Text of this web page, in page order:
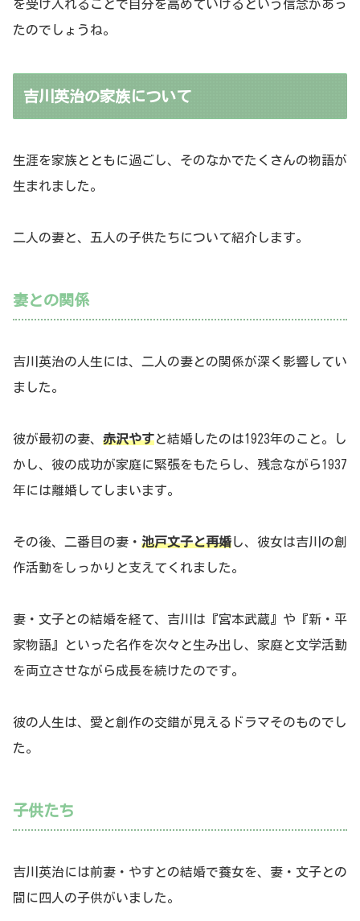
を受け入れることで自分を高めていけるという信念があっ
たのでしょうね。
吉川英治の家族について
生涯を家族とともに過ごし、そのなかでたくさんの物語が
生まれました。
二人の妻と、五人の子供たちについて紹介します。
妻との関係
吉川英治の人生には、二人の妻との関係が深く影響してい
ました。
彼が最初の妻、 赤沢やすと結婚したのは1923年のこと。し
かし、彼の成功が家庭に緊張をもたらし、残念ながら1937
年には離婚してしまいます。
その後、二番目の妻・ 池戸文子と再婚し、彼女は吉川の創
作活動をしっかりと支えてくれました。
妻・文子との結婚を経て、吉川は『宮本武蔵』や『新・平
家物語』といった名作を次々と生み出し、家庭と文学活動
を両立させながら成長を続けたのです。
彼の人生は、愛と創作の交錯が見えるドラマそのものでし
た。
子供たち
吉川英治には前妻・やすとの結婚で養女を、妻・文子との
間に四人の子供がいました。